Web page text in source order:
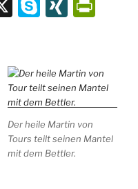
er
ot
e
ai lo
k.
c
o
m
at
X
S
p
e
XI
Fr
ie
n
dl
Der heile Martin von
Tours teilt seinen Mantel
mit dem Bettler.